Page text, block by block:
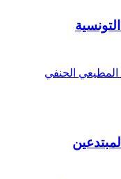
الحنفي